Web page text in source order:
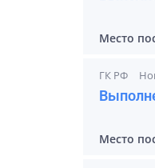
Место
ГК РФ
Место